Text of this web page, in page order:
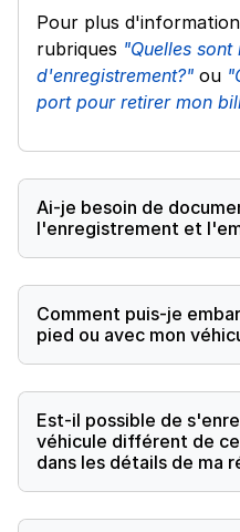
Pour plus
rubriques "Quelles
d'enregistrement?" ou
port pour retirer mon
Ai-je besoin de
l'enregistrement et
Comment puis-je
pied ou avec mon
Est-il possible de
véhicule différent de
dans les détails de ma